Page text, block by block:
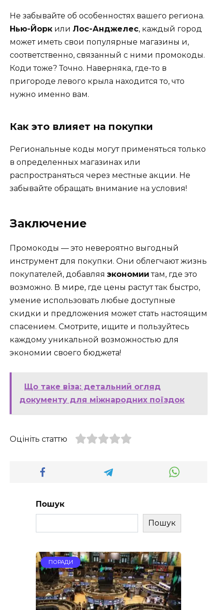
Не забывайте об особенностях вашего региона.
Нью-Йорк или Лос-Анджелес, каждый город
может иметь свои популярные магазины и,
соответственно, связанный с ними промокоды.
Коди тоже? Точно. Наверняка, где-то в
пригороде левого крыла находится то, что
нужно именно вам.
Как это влияет на покупки
Региональные коды могут применяться только
в определенных магазинах или
распространяться через местные акции. Не
забывайте обращать внимание на условия!
Заключение
Промокоды — это невероятно выгодный
инструмент для покупки. Они облегчают жизнь
покупателей, добавляя экономии там, где это
возможно. В мире, где цены растут так быстро,
умение использовать любые доступные
скидки и предложения может стать настоящим
спасением. Смотрите, ищите и пользуйтесь
каждому уникальной возможностью для
экономии своего бюджета!
Що таке віза: детальний огляд
документу для міжнародних поїздок
Оцініть статтю
Пошук
Пошук
ПОРАДИ